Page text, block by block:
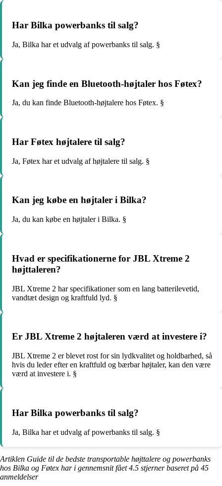
Har Bilka powerbanks til salg?
Ja, Bilka har et udvalg af powerbanks til salg. §
Kan jeg finde en Bluetooth-højtaler hos Føtex?
Ja, du kan finde Bluetooth-højtalere hos Føtex. §
Har Føtex højtalere til salg?
Ja, Føtex har et udvalg af højtalere til salg. §
Kan jeg købe en højtaler i Bilka?
Ja, du kan købe en højtaler i Bilka. §
Hvad er specifikationerne for JBL Xtreme 2
højttaleren?
JBL Xtreme 2 har specifikationer som en lang batterilevetid,
vandtæt design og kraftfuld lyd. §
Er JBL Xtreme 2 højtaleren værd at investere i?
JBL Xtreme 2 er blevet rost for sin lydkvalitet og holdbarhed, så
hvis du leder efter en kraftfuld og bærbar højtaler, kan den være
værd at investere i. §
Har Bilka powerbanks til salg?
Ja, Bilka har et udvalg af powerbanks til salg. §
Artiklen Guide til de bedste transportable højttalere og powerbanks
hos Bilka og Føtex har i gennemsnit fået4.5 stjerner baseret på 45
anmeldelser